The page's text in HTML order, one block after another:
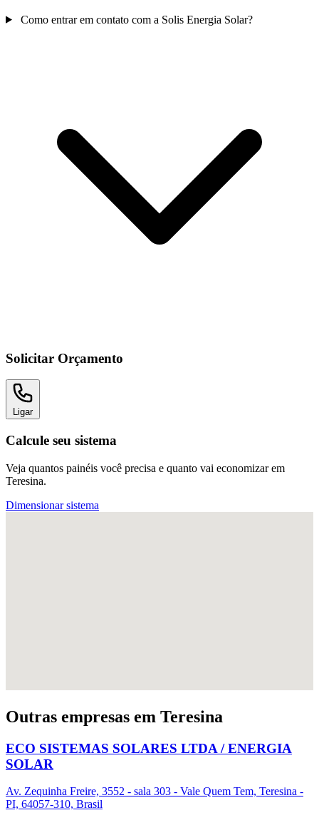
Como entrar em contato com a Solis Energia Solar?
Solicitar Orçamento
Ligar
Calcule seu sistema
Veja quantos painéis você precisa e quanto vai economizar em
Teresina.
Dimensionar sistema
Outras empresas em Teresina
ECO SISTEMAS SOLARES LTDA / ENERGIA
SOLAR
Av. Zequinha Freire, 3552 - sala 303 - Vale Quem Tem, Teresina -
PI, 64057-310, Brasil